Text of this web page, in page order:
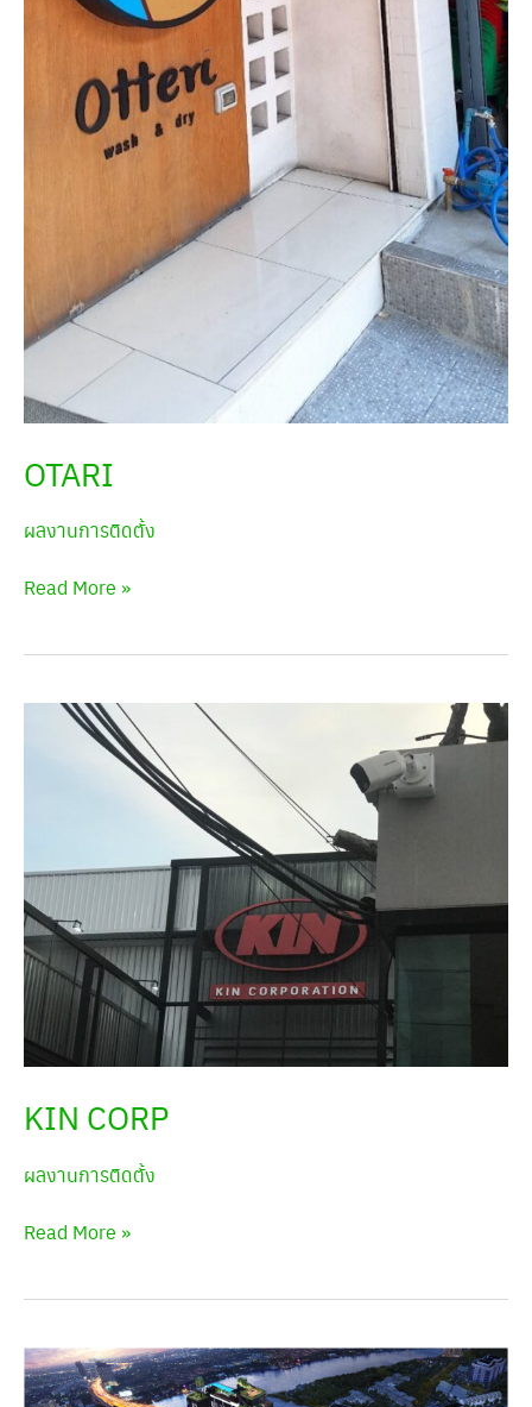
OTARI
ผลงานการติดตั้ง
Read More »
KIN CORP
ผลงานการติดตั้ง
Read More »
Ken
Attitude